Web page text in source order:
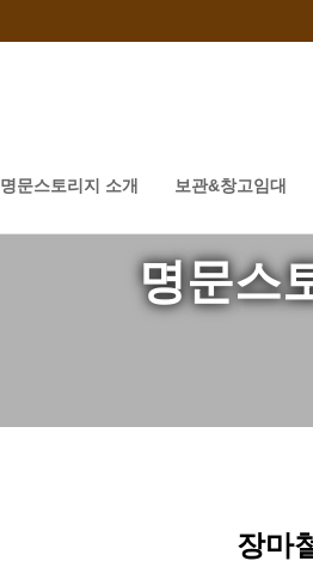
명문스토리지 소개 보관&창고임대
명문스
장마